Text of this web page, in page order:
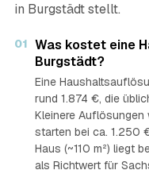
in Burgstädt stellt.
01 Was kostet eine
Burgstädt?
Eine
rund 1.874 €, die
Kleinere Auflösungen
starten bei ca. 1.250
Haus (~110 m²) liegt
als Richtwert für